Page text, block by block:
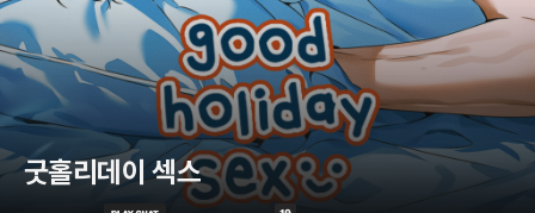
굿홀리데이 섹스